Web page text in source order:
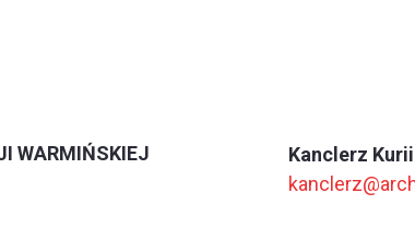
WARMIŃSKIEJ
Kanclerz